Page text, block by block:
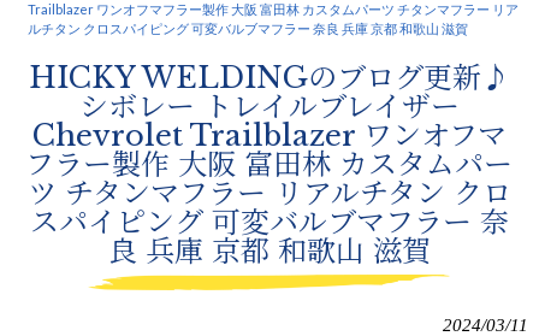
Trailblazer ワンオフマフラー製作 大阪 富田林 カスタムパーツ チタンマフラー リア
ルチタン クロスパイピング 可変バルブマフラー 奈良 兵庫 京都 和歌山 滋賀
HICKY WELDINGのブログ更新♪
シボレー トレイルブレイザー
Chevrolet Trailblazer ワンオフマ
フラー製作 大阪 富田林 カスタムパー
ツ チタンマフラー リアルチタン クロ
スパイピング 可変バルブマフラー 奈
良 兵庫 京都 和歌山 滋賀
2024/03/11